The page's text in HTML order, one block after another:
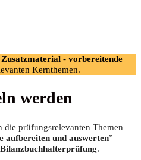
Zusatzmaterial - vorbereitende
Kernthemen.
werden
die prüfungsrelevanten Themen
aufbereiten und auswerten”
.